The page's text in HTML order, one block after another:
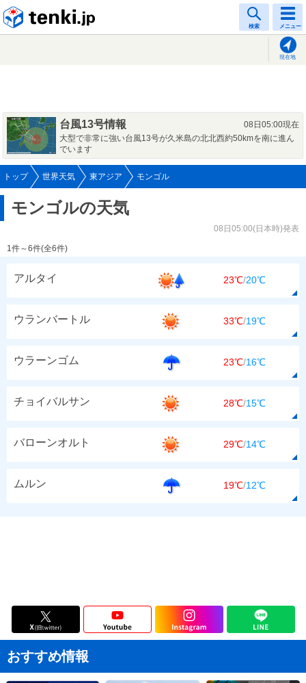
検索 メニュー
現在地
台風13号情報
08日05:00現在
大型で非常に強い台風13号が久米島の北北西約50kmを南に進ん
でいます
トップ 世界天気 東アジア モンゴル
モンゴルの天気
08日05:00(日本時)発表
1件～6件(全6件)
アルタイ 23℃/20℃
ウランバートル 33℃/19℃
ウラーンゴム 23℃/16℃
チョイバルサン 28℃/15℃
バローンオルト 29℃/14℃
ムルン 19℃/12℃
おすすめ情報